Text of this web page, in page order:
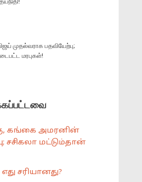
முதல்வராக பதவியேற்பு;
மரபுகள்!
கங்கை அமரனின்
சசிகலா மட்டும்தான்
சரியானது?